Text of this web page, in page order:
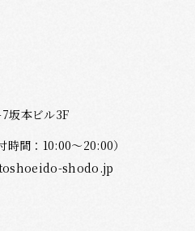
坂本ビル3F
時間：10:00～20:00）
shodo.jp